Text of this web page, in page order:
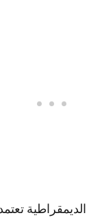
الديمقراطية